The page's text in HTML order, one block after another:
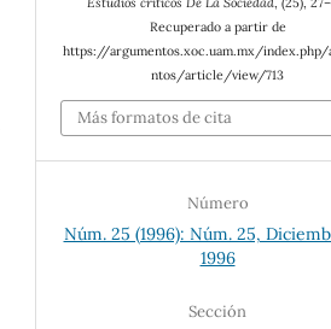
Recuperado a partir de
https://argumentos.xoc.uam.mx/index.php/
ntos/article/view/713
Más formatos de cita
Número
Núm. 25 (1996): Núm. 25,
1996
Sección